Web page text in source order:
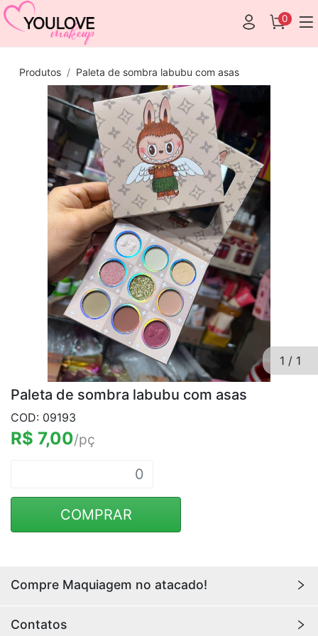
0
Produtos Paleta de sombra labubu com asas
1 / 1
Paleta de sombra labubu com asas
COD: 09193
R$ 7,00/pç
COMPRAR
Compre Maquiagem no atacado!
com os melhores preços. Acesse a loja da
Contatos